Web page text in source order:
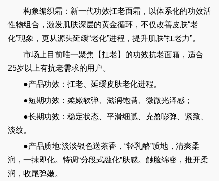
构象编织霜：新一代功效扛老面霜，以体系化的功效活
性物组合，激发肌肤深层的黄金循环，不仅改善皮肤“老
化”现象，更从源头延缓“老化”进程，提升肌肤“扛老力”。
市场上目前唯一聚焦【扛老】的功效抗老面霜，适合
25岁以上有抗老需求的用户。
●产品功效：扛老、延缓皮肤老化进程。
●短期功效：柔嫩软弹、滋润饱满、微微光泽感；
●长期功效：稳定状态、平滑细腻、充盈嘭弹、紧致、
淡纹。
●产品质地:淡淡银色送茶香，“轻乳酪”质地，清爽柔
润，一抹即化。特调“分段式融化”肤感。触脸绵密，推开柔
润，收尾弹嫩。